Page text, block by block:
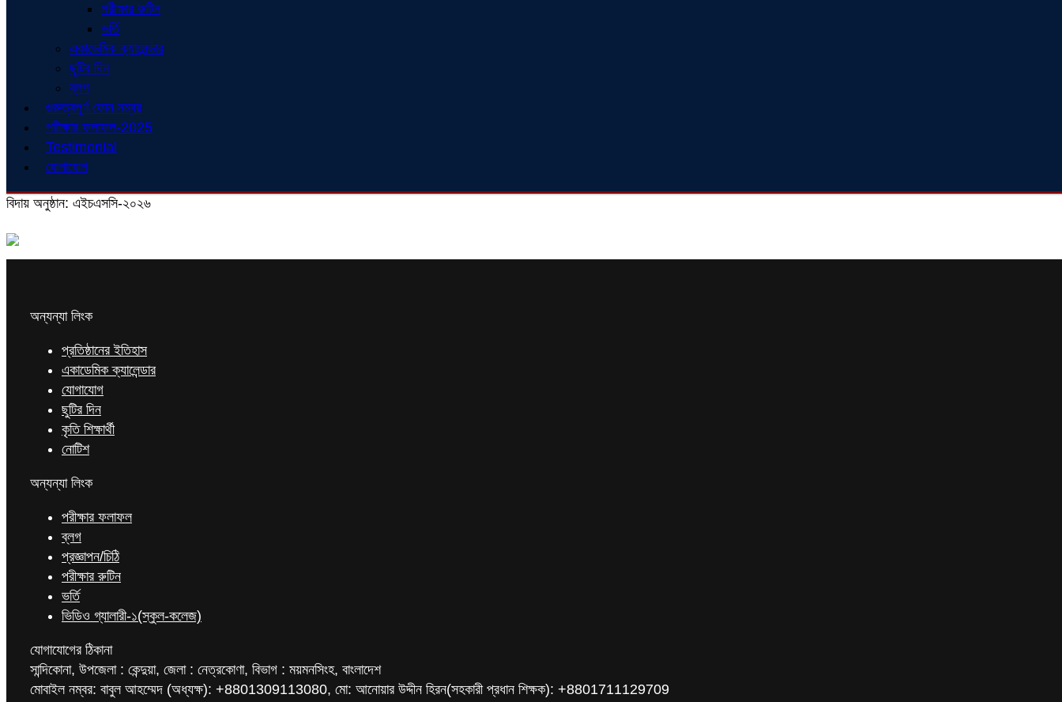
পরীক্ষার রুটিন
ভর্তি
একাডেমিক ক্যালেন্ডার
ছুটির দিন
ব্লগ
গুরুত্বপূর্ণ ফোন নম্বর
পরীক্ষার ফলাফল-2025
Testimonial
যোগাযোগ
বিদায় অনুষ্ঠান: এইচএসসি-২০২৬
অন্যন্যা লিংক
প্রতিষ্ঠানের ইতিহাস
একাডেমিক ক্যালেন্ডার
যোগাযোগ
ছুটির দিন
কৃতি শিক্ষার্থী
নোটিশ
অন্যন্যা লিংক
পরীক্ষার ফলাফল
ব্লগ
প্রজ্ঞাপন/চিঠি
পরীক্ষার রুটিন
ভর্তি
ভিডিও গ্যালারী-১(স্কুল-কলেজ)
যোগাযোগের ঠিকানা
সান্দিকোনা, উপজেলা : কেন্দুয়া, জেলা : নেত্রকোণা, বিভাগ : ময়মনসিংহ, বাংলাদেশ
মোবাইল নম্বর: বাবুল আহম্মেদ (অধ্যক্ষ): +8801309113080, মো: আনোয়ার উদ্দীন হিরন(সহকারী প্রধান শিক্ষক): +8801711129709